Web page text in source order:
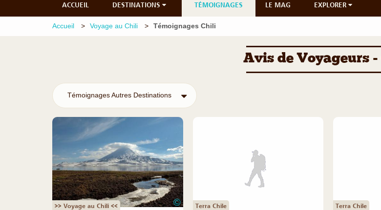
ACCUEIL DESTINATIONS TÉMOIGNAGES LE MAG EXPLORER
Accueil Voyage au Chili Témoignages Chili
Avis de Voyageurs -
Témoignages Autres Destinations
>> Voyage au Chili << ©
Terra Chile
Terra Chile